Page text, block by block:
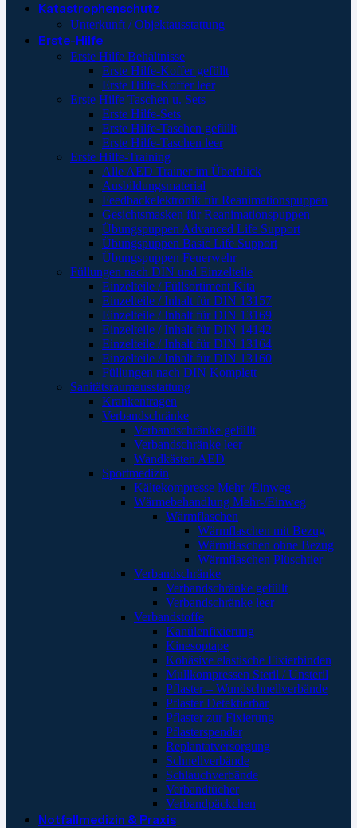
Katastrophenschutz
Unterkunft / Objektausstattung
Erste-Hilfe
Erste Hilfe Behältnisse
Erste Hilfe-Koffer gefüllt
Erste Hilfe-Koffer leer
Erste Hilfe Taschen u. Sets
Erste Hilfe-Sets
Erste Hilfe-Taschen gefüllt
Erste Hilfe-Taschen leer
Erste Hilfe-Training
Alle AED Trainer im Überblick
Ausbildungsmaterial
Feedbackelektronik für Reanimationspuppen
Gesichtsmasken für Reanimationspuppen
Übungspuppen Advanced Life Support
Übungspuppen Basic Life Support
Übungspuppen Feuerwehr
Füllungen nach DIN und Einzelteile
Einzelteile / Füllsortiment Kita
Einzelteile / Inhalt für DIN 13157
Einzelteile / Inhalt für DIN 13169
Einzelteile / Inhalt für DIN 14142
Einzelteile / Inhalt für DIN 13164
Einzelteile / Inhalt für DIN 13160
Füllungen nach DIN Komplett
Sanitätsraumausstattung
Krankentragen
Verbandschränke
Verbandschränke gefüllt
Verbandschränke leer
Wandkästen AED
Sportmedizin
Kältekompresse Mehr-/Einweg
Wärmebehandlung Mehr-/Einweg
Wärmflaschen
Wärmflaschen mit Bezug
Wärmflaschen ohne Bezug
Wärmflaschen Plüschtier
Verbandschränke
Verbandschränke gefüllt
Verbandschränke leer
Verbandstoffe
Kanülenfixierung
Kinesoptape
Kohäsive elastische Fixierbinden
Mullkompressen Steril / Unsteril
Pflaster – Wundschnellverbände
Pflaster Detektierbar
Pflaster zur Fixierung
Pflasterspender
Replantatversorgung
Schnellverbände
Schlauchverbände
Verbandtücher
Verbandpäckchen
Notfallmedizin & Praxis